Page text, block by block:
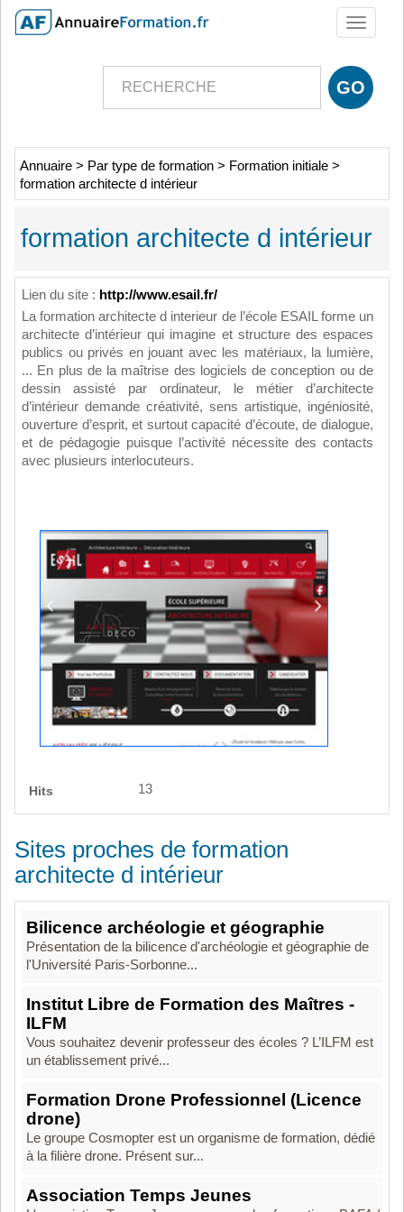
Toggle
Annuaire > Par type de formation > Formation initiale >
formation architecte d intérieur
formation architecte d intérieur
Lien du site : http://www.esail.fr/
La formation architecte d interieur de l’école ESAIL forme un
architecte d’intérieur qui imagine et structure des espaces
publics ou privés en jouant avec les matériaux, la lumière,
... En plus de la maîtrise des logiciels de conception ou de
dessin assisté par ordinateur, le métier d’architecte
d’intérieur demande créativité, sens artistique, ingéniosité,
ouverture d’esprit, et surtout capacité d’écoute, de dialogue,
et de pédagogie puisque l’activité nécessite des contacts
avec plusieurs interlocuteurs.
Hits 13
Sites proches de formation
architecte d intérieur
Bilicence archéologie et géographie
Présentation de la bilicence d'archéologie et géographie de
l'Université Paris-Sorbonne...
Institut Libre de Formation des Maîtres -
ILFM
Vous souhaitez devenir professeur des écoles ? L’ILFM est
un établissement privé...
Formation Drone Professionnel (Licence
drone)
Le groupe Cosmopter est un organisme de formation, dédié
à la filière drone. Présent sur...
Association Temps Jeunes